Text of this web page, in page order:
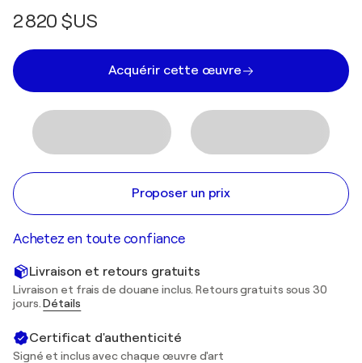
2 820 $US
Acquérir cette œuvre
Proposer un prix
Achetez en toute confiance
Livraison et retours gratuits
Livraison et frais de douane inclus. Retours gratuits sous 30
jours.Détails
Certificat d'authenticité
Signé et inclus avec chaque œuvre d'art